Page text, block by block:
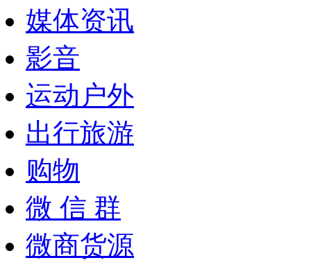
媒体资讯
影音
运动户外
出行旅游
购物
微 信 群
微商货源